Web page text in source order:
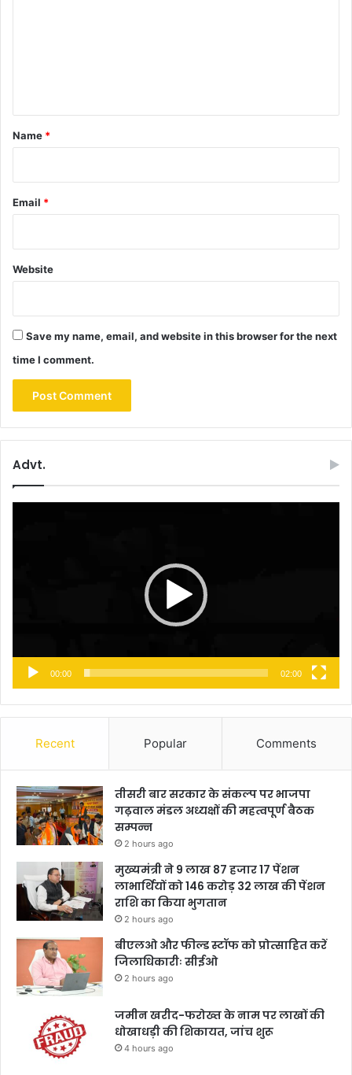
*
Name *
Email *
Website
Save my name, email, and website in this browser for the next
time I comment.
Advt.
00:00 02:00
Recent Popular Comments
तीसरी बार सरकार के संकल्प पर भाजपा
गढ़वाल मंडल अध्यक्षों की महत्वपूर्ण बैठक
सम्पन्न
2 hours ago
मुख्यमंत्री ने 9 लाख 87 हजार 17 पेंशन
लाभार्थियों को 146 करोड़ 32 लाख की पेंशन
राशि का किया भुगतान
2 hours ago
बीएलओ और फील्ड स्टॉफ को प्रोत्साहित करें
जिलाधिकारीः सीईओ
2 hours ago
जमीन खरीद-फरोख्त के नाम पर लाखों की
धोखाधड़ी की शिकायत, जांच शुरू
4 hours ago